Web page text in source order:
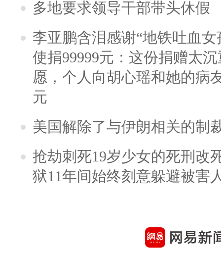
多地要求领导干部带头休假
李亚鹏含泪感谢“地铁吐血
使捐99999元：这份捐赠太
愿，个人向胡心瑶和她的病
元
美国解除了与伊朗相关的制
抢劫刺死19岁少女的死刑改
狱11年间始终刻意躲避被害